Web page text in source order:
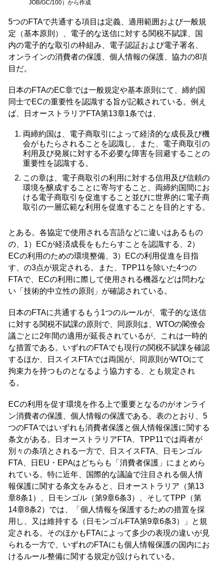
JOB/GC/100）から作成
5つのFTAで共通する項目は定義、適用範囲および一般規
定（基本原則）、電子的な送信に対する関税不賦課、国
内の電子的な取引の枠組み、電子認証および電子署名、
オンラインの消費者の保護、個人情報の保護、協力の8項
目だ。
日本のFTAのEC章では一般規定や基本原則にて、締約国
同士でECの重要性を認識する旨が記載されている。例え
ば、日オーストラリアFTA第13章1条では、
両締約国は、電子商取引によって経済的な成長及び機
会がもたらされることを認識し、また、電子商取引の
利用及び発展に対する不必要な障害を回避することの
重要性を認識する。
この章は、電子商取引の利用に対する信用及び信頼の
環境を醸成することに寄与すること、両締約国間にお
ける電子商取引を促進すること並びに世界的に電子商
取引の一層広範な利用を促進することを目的とする。
とある。各協定で使用される言語などに違いはあるもの
の、1）ECが経済成長をもたらすことを認識する、2）
ECの利用のための環境整備、3）ECの利用促進を目指
す、の3点が規定される。また、TPP11を除いた4つの
FTAで、ECの利用に際して使用される機器などは問わな
い「技術的中立性の原則」が確認されている。
日本のFTAに共通するもう1つのルールが、電子的な送信
に対する関税不賦課の原則で、同原則は、WTOの閣僚会
議ごとに2年間の適用が延長されているが、これは一時的
な措置である。いずれのFTAでも現行の関税不賦課を確認
するほか、日スイスFTAでは両国が、同原則がWTOにて
拘束力を持つものとなるよう協力する、とも規定され
る。
ECの利用を促す環境を作る上で重要となるのがオンライ
ン消費者の保護、個人情報の保護である。表のとおり、5
つのFTAではいずれも消費者保護と個人情報保護に関する
条文がある。日オーストラリアFTA、TPP11では両者が
別々の条項とされる一方で、日スイスFTA、日モンゴル
FTA、日EU・EPAはどちらも「消費者保護」にまとめら
れている。特に近年、国際的な議論で注目される個人情
報保護に関する条文をみると、日オーストラリア（第13
章8条1）、日モンゴル（第9章6条3）、そしてTPP（第
14章8条2）では、「個人情報を保護するための措置を採
用し、又は維持する（日モンゴルFTA第9章6条3）」と規
定される。そのほかもFTAによって多少の表現の違いが見
られる一方で、いずれのFTAにも個人情報保護の国内にお
けるルール整備に関する規定が設けられている。